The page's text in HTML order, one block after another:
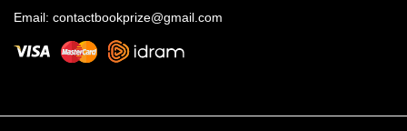
Email: contactbookprize@gmail.com